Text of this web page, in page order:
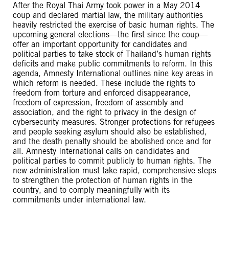
After the Royal Thai Army took power in a May 2014
coup and declared martial law, the military authorities
heavily restricted the exercise of basic human rights. The
upcoming general elections—the first since the coup—
offer an important opportunity for candidates and
political parties to take stock of Thailand’s human rights
deficits and make public commitments to reform. In this
agenda, Amnesty International outlines nine key areas in
which reform is needed. These include the rights to
freedom from torture and enforced disappearance,
freedom of expression, freedom of assembly and
association, and the right to privacy in the design of
cybersecurity measures. Stronger protections for refugees
and people seeking asylum should also be established,
and the death penalty should be abolished once and for
all. Amnesty International calls on candidates and
political parties to commit publicly to human rights. The
new administration must take rapid, comprehensive steps
to strengthen the protection of human rights in the
country, and to comply meaningfully with its
commitments under international law.